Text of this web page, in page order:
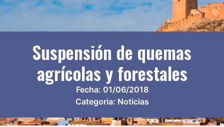
Suspensión de quemas
agrícolas y forestales
Fecha: 01/06/2018
Categoria: Noticias